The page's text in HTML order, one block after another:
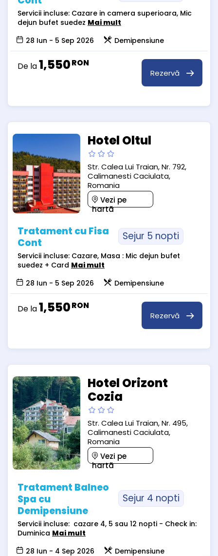
Servicii incluse: Cazare in camera superioara, Mic
dejun bufet suedez Mai mult
28 Iun - 5 Sep 2026
Demipensiune
De la1,550RON
Rezervă
Hotel Oltul
Str. Calea Lui Traian, Nr. 792,
Calimanesti Caciulata,
Romania
Vezi pe
hartă
Tratament cu Fisa
Cont
Sejur 5 nopti
Servicii incluse: Cazare, Masa : Mic dejun bufet
suedez + Card Mai mult
28 Iun - 5 Sep 2026
Demipensiune
De la1,550RON
Rezervă
Hotel Orizont
Cozia
Str. Calea Lui Traian, Nr. 495,
Calimanesti Caciulata,
Romania
Vezi pe
hartă
Tratament Balneo
Spa cu
Demipensiune
Sejur 4 nopti
Servicii incluse: cazare 4, 5 sau 12 nopti - Check in:
Duminica Mai mult
28 Iun - 4 Sep 2026
Demipensiune